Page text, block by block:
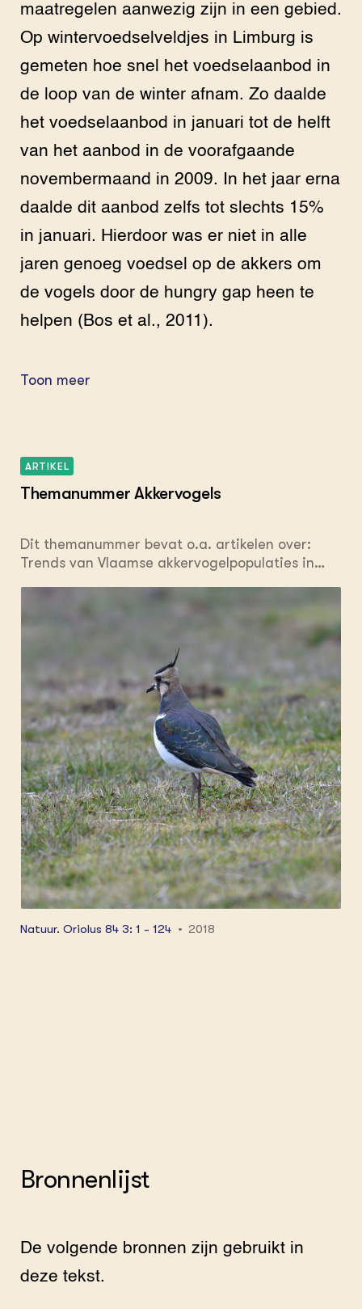
maatregelen aanwezig zijn in een gebied.
Op wintervoedselveldjes in Limburg is
gemeten hoe snel het voedselaanbod in
de loop van de winter afnam. Zo daalde
het voedselaanbod in januari tot de helft
van het aanbod in de voorafgaande
novembermaand in 2009. In het jaar erna
daalde dit aanbod zelfs tot slechts 15%
in januari. Hierdoor was er niet in alle
jaren genoeg voedsel op de akkers om
de vogels door de hungry gap heen te
helpen (Bos et al., 2011).
Toon meer
ARTIKEL
Themanummer Akkervogels
Dit themanummer bevat o.a. artikelen over:
Trends van Vlaamse akkervogelpopulaties in
boerenlandvogels: is de bewijsvoering rond?; De
zwanenzang van de Grauwe Gors in
Vlaanderen; Ervaringen met de bescherming
van de Geelgors in West-Vlaanderen; Toekomst
voor de Kievit op akkerland?
Natuur. Oriolus 84 3: 1 - 124 2018
Bronnenlijst
De volgende bronnen zijn gebruikt in
deze tekst.